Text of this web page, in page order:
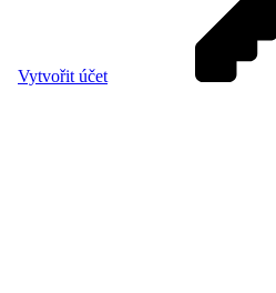
Vytvořit účet